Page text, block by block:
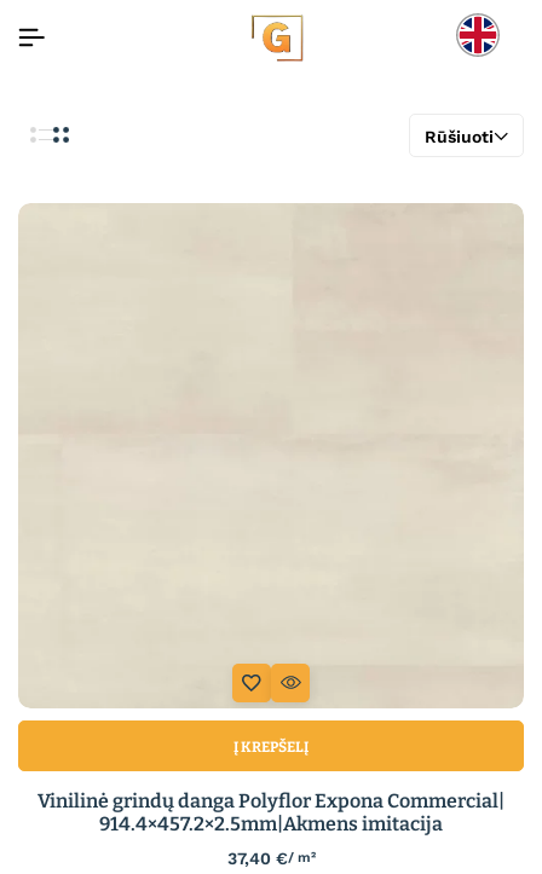
Rūšiuoti
Į KREPŠELĮ
Vinilinė grindų danga Polyflor Expona Commercial|
914.4×457.2×2.5mm|Akmens imitacija
37,40 €/ m²